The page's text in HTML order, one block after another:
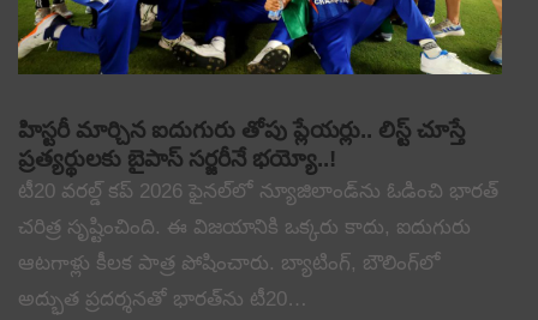
హిస్టరీ మార్చిన ఐదుగురు తోపు ప్లేయర్లు.. లిస్ట్ చూస్తే
ప్రత్యర్థులకు బైపాస్ సర్జరీనే భయ్యో..!
టీ20 వరల్డ్ కప్ 2026 ఫైనల్‌లో న్యూజిలాండ్‌ను ఓడించి భారత్
చరిత్ర సృష్టించింది. ఈ విజయానికి ఒక్కరు కాదు, ఐదుగురు
ఆటగాళ్లు కీలక పాత్ర పోషించారు. బ్యాటింగ్, బౌలింగ్‌లో
అద్భుత ప్రదర్శనతో భారత్‌ను టీ20…